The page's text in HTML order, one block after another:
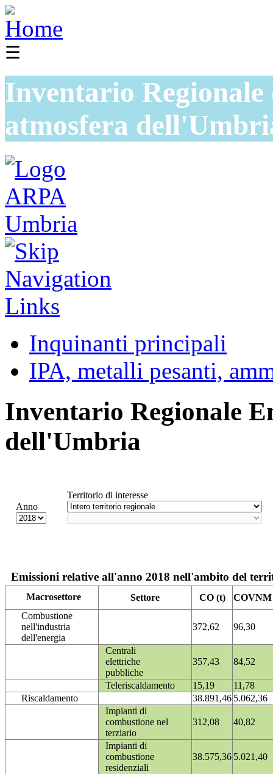
☰
Inventario
atmosfera
Inquinanti principali
IPA, metalli pesanti,
Inventario Regionale
dell'Umbria
Anno
Territorio di interesse
Emissioni relative all'anno 2018 nell'ambito del
Macrosettore Settore CO (t)
COVNM
Combustione
nell'industria
dell'energia
372,62 96,30
Centrali
elettriche
pubbliche
357,43 84,52
Teleriscaldamento 15,19
11,78
Riscaldamento
38.891,46 5.062,36
Impianti di
combustione nel
terziario
312,08 40,82
Impianti di
combustione
residenziali
38.575,36 5.021,40